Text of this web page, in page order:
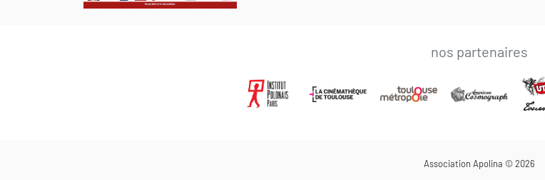
nos partenaires
Association Apolina © 2026